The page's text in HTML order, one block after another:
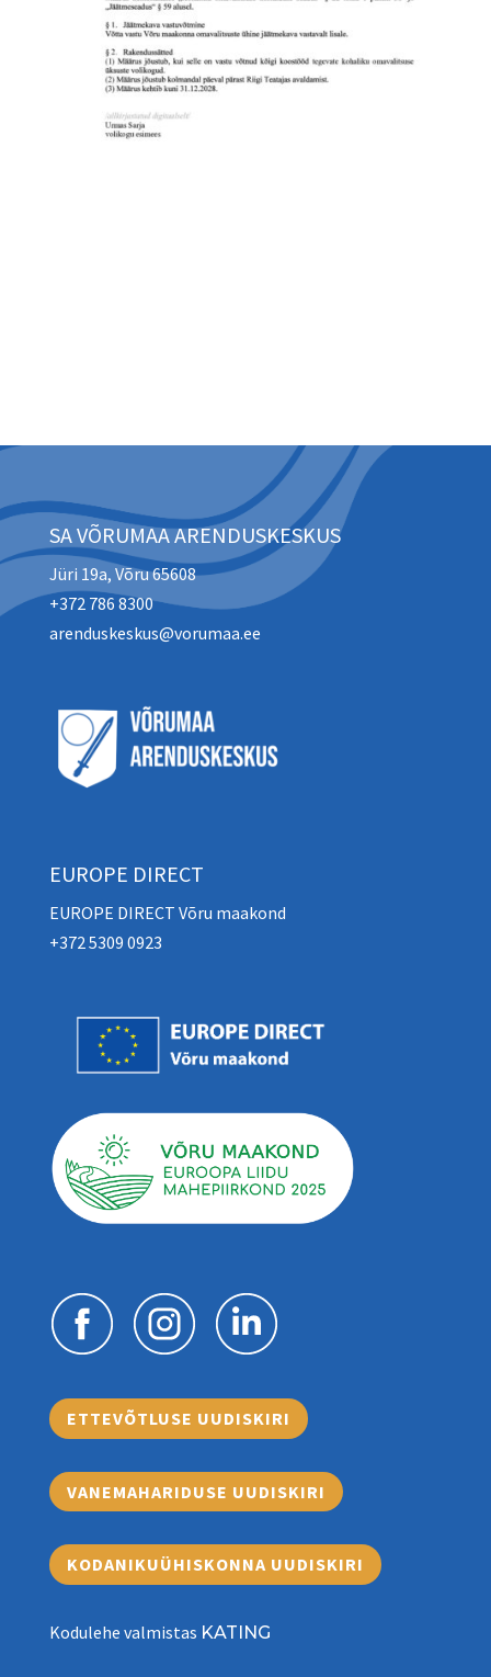
SA VÕRUMAA ARENDUSKESKUS
Jüri 19a, Võru 65608
+372 786 8300
arenduskeskus@vorumaa.ee
EUROPE DIRECT
EUROPE DIRECT Võru maakond
+372 5309 0923
ETTEVÕTLUSE UUDISKIRI
VANEMAHARIDUSE UUDISKIRI
KODANIKUÜHISKONNA UUDISKIRI
Kodulehe valmistas KATING